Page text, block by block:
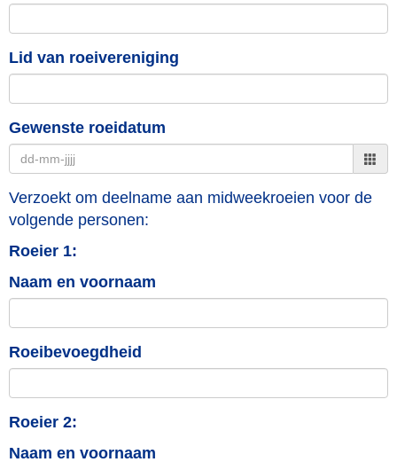
Lid van roeivereniging
Gewenste roeidatum
Verzoekt om deelname aan midweekroeien voor de
volgende personen:
Roeier 1:
Naam en voornaam
Roeibevoegdheid
Roeier 2:
Naam en voornaam